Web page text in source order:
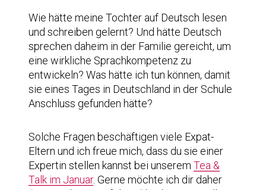
Wie hätte meine Tochter auf Deutsch lesen
und schreiben gelernt? Und hätte Deutsch
sprechen daheim in der Familie gereicht, um
eine wirkliche Sprachkompetenz zu
entwickeln? Was hätte ich tun können, damit
sie eines Tages in Deutschland in der Schule
Anschluss gefunden hätte?
Solche Fragen beschäftigen viele Expat-
Eltern und ich freue mich, dass du sie einer
Expertin stellen kannst bei unserem Tea &
Talk im Januar. Gerne möchte ich dir daher